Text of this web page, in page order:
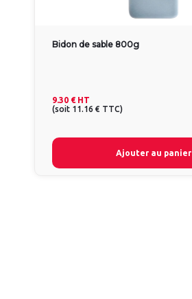
Bidon de sable 800g
9.30 € HT
(soit 11.16 € TTC)
Ajouter au panier